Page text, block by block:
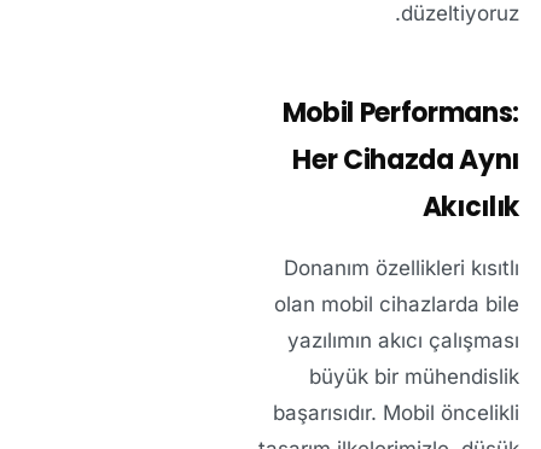
düzeltiyoruz.
Mobil Performans:
Her Cihazda Aynı
Akıcılık
Donanım özellikleri kısıtlı
olan mobil cihazlarda bile
yazılımın akıcı çalışması
büyük bir mühendislik
başarısıdır. Mobil öncelikli